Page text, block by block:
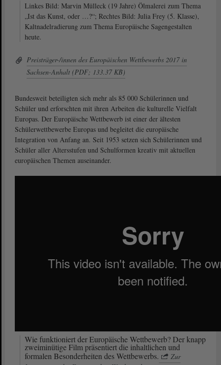
Linkes Bild: Marvin Mülleck (19 Jahre) Ölmalerei zum Thema
„Ist das Kunst, oder …?“; Rechtes Bild: Julia Frey (5. Klasse),
Kaltnadelradierung zum Thema Europäische Sagengestalten
heute.
Preisträger-/innen des Europäischen Wettbewerbs 2017 in
Sachsen-Anhalt (PDF; 133.37 KB)
Bundesweit beteiligten sich mehr als 85 000 Schülerinnen und
Schüler und erforschten mit ihren Arbeiten die kulturelle Vielfalt
Europas. Der Europäische Wettbewerb ist einer der ältesten
Schülerwettbewerbe Europas und begleitet die europäische
Integration von Anfang an. Seit 1953 setzen sich Schülerinnen und
Schüler aller Altersstufen und Schulformen kreativ mit aktuellen
europäischen Themen auseinander.
Wie funktioniert der Europäische Wettbewerb? Der knapp
zweiminütige Film präsentiert die inhaltlichen und
formalen Besonderheiten des Wettbewerbs.
Zur